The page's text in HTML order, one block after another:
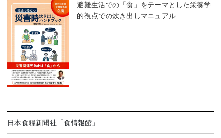
避難生活での「食」をテーマとした栄養学
的視点での炊き出しマニュアル
日本食糧新聞社「食情報館」